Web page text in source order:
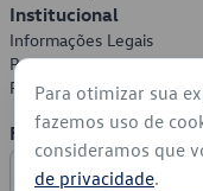
Institucional
Informações Legais
Política de Privacidade
Política de Cookies
Formas de
Para otimizar sua
fazemos uso de
consideramos que
de privacidade.